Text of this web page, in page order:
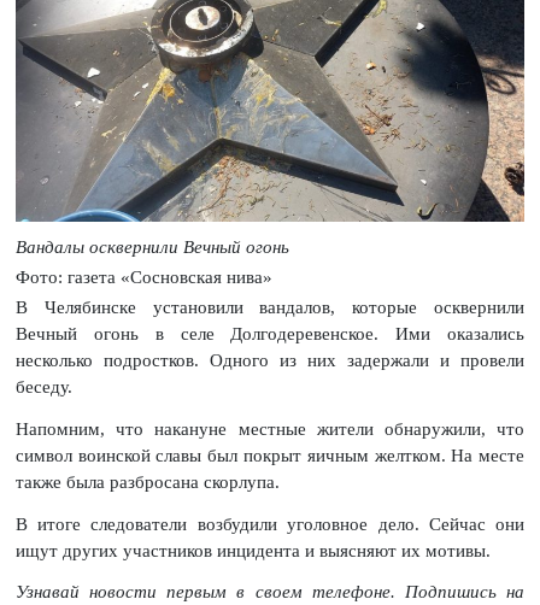
Вандалы осквернили Вечный огонь
Фото: газета «Сосновская нива»
В Челябинске установили вандалов, которые осквернили
Вечный огонь в селе Долгодеревенское. Ими оказались
несколько подростков. Одного из них задержали и провели
беседу.
Напомним, что накануне местные жители обнаружили, что
символ воинской славы был покрыт яичным желтком. На месте
также была разбросана скорлупа.
В итоге следователи возбудили уголовное дело. Сейчас они
ищут других участников инцидента и выясняют их мотивы.
Узнавай новости первым в своем телефоне. Подпишись на